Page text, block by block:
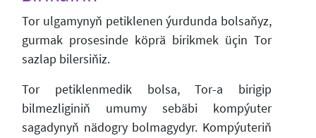
Tor ulgamynyň petiklenen ýurdunda bolsaňyz,
gurmak prosesinde köprä birikmek üçin Tor
sazlap bilersiňiz.
Tor petiklenmedik bolsa, Tor-a birigip
bilmezliginiň umumy sebäbi kompýuter
sagadynyň nädogry bolmagydyr. Kompýuteriň